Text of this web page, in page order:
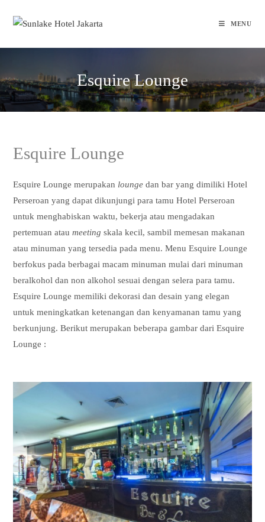
MENU
Esquire Lounge
Esquire Lounge
Esquire Lounge merupakan loungedan bar yang dimiliki Hotel
Perseroan yang dapat dikunjungi para tamu Hotel Perseroan
untuk menghabiskan waktu, bekerja atau mengadakan
pertemuan ataumeetingskala kecil, sambil memesan makanan
atau minuman yang tersedia pada menu. Menu Esquire Lounge
berfokus pada berbagai macam minuman mulai dari minuman
beralkohol dan non alkohol sesuai dengan selera para tamu.
Esquire Lounge memiliki dekorasi dan desain yang elegan
untuk meningkatkan ketenangan dan kenyamanan tamu yang
berkunjung. Berikut merupakan beberapa gambar dari Esquire
Lounge :